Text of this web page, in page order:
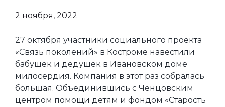
2 ноября, 2022
27 октября участники социального проекта
«Связь поколений» в Костроме навестили
бабушек и дедушек в Ивановском доме
милосердия. Компания в этот раз собралась
большая. Объединившись с Ченцовским
центром помощи детям и фондом «Старость